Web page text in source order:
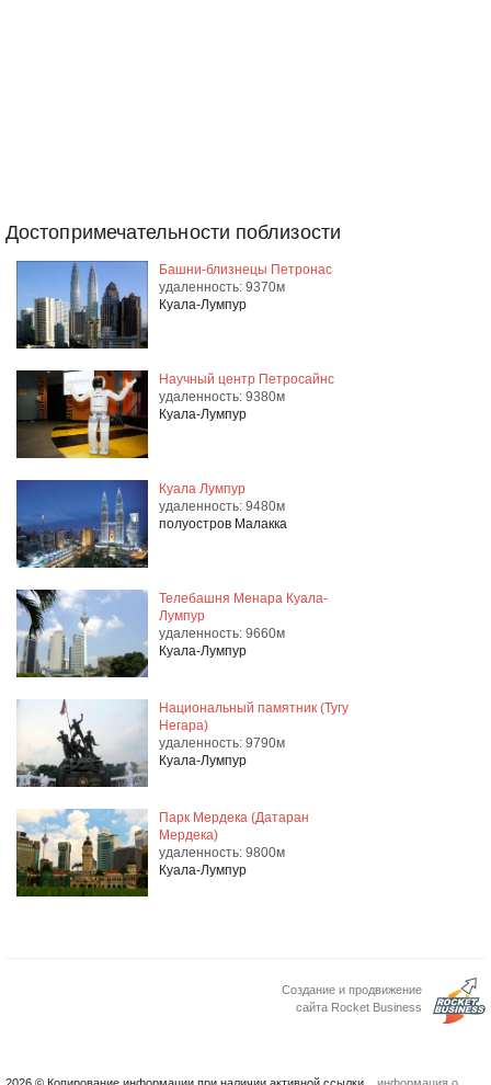
Достопримечательности поблизости
Башни-близнецы Петронас
удаленность: 9370м
Куала-Лумпур
Научный центр Петросайнс
удаленность: 9380м
Куала-Лумпур
Куала Лумпур
удаленность: 9480м
полуостров Малакка
Телебашня Менара Куала-
Лумпур
удаленность: 9660м
Куала-Лумпур
Национальный памятник (Тугу
Негара)
удаленность: 9790м
Куала-Лумпур
Парк Мердека (Датаран
Мердека)
удаленность: 9800м
Куала-Лумпур
Создание и продвижение
сайта Rocket Business